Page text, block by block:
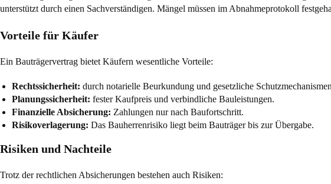
unterstützt durch einen Sachverständigen. Mängel müssen im Abnahmeprotokoll
Vorteile für Käufer
Ein Bauträgervertrag bietet Käufern wesentliche Vorteile:
Rechtssicherheit: durch notarielle Beurkundung und gesetzliche
Planungssicherheit: fester Kaufpreis und verbindliche Bauleistungen.
Finanzielle Absicherung: Zahlungen nur nach Baufortschritt.
Risikoverlagerung: Das Bauherrenrisiko liegt beim Bauträger bis zur Übergabe.
Risiken und Nachteile
Trotz der rechtlichen Absicherungen bestehen auch Risiken: